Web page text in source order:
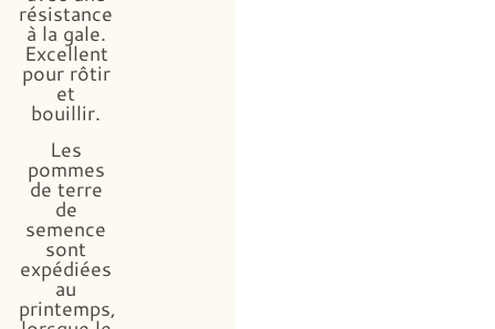
résistance
à la gale.
Excellent
pour rôtir
et
bouillir.
Les
pommes
de terre
de
semence
sont
expédiées
au
printemps,